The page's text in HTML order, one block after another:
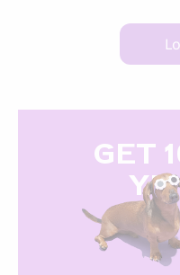
GET
YR